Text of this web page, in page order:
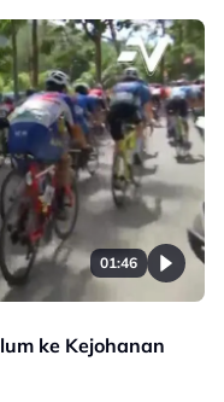
01:46
ke Kejohanan